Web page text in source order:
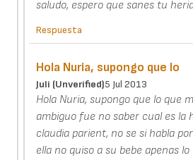
saludo, espero que sanes tu
Respuesta
Hola Nuria, supongo que lo
Juli (unverified)5 Jul 2013
Hola Nuria, supongo que lo que
ambiguo fue no saber cual es la
claudia parient, no se si habla
ella no quiso a su bebe apenas